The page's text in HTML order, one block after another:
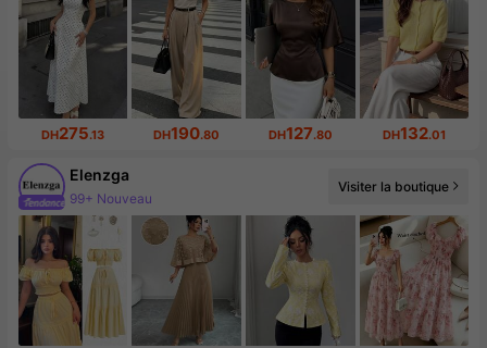
DH275.13 DH190.80 DH127.80 DH132.01
Elenzga
99+ Nouveau
Visiter la boutique